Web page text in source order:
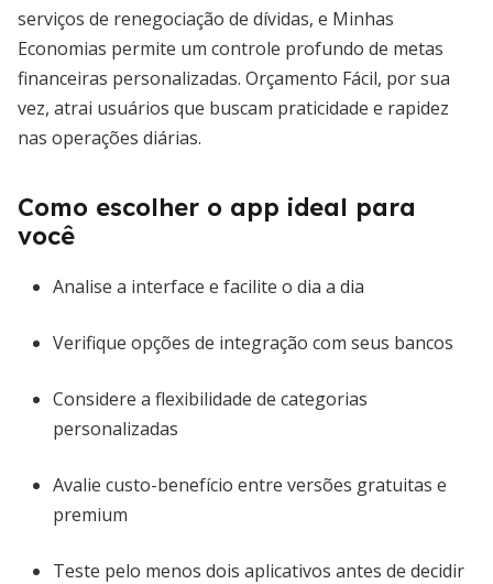
serviços de renegociação de dívidas, e Minhas
Economias permite um controle profundo de metas
financeiras personalizadas. Orçamento Fácil, por sua
vez, atrai usuários que buscam praticidade e rapidez
nas operações diárias.
Como escolher o app ideal para
você
Analise a interface e facilite o dia a dia
Verifique opções de integração com seus bancos
Considere a flexibilidade de categorias
personalizadas
Avalie custo-benefício entre versões gratuitas e
premium
Teste pelo menos dois aplicativos antes de decidir